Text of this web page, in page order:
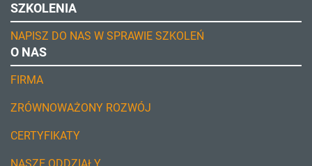
SZKOLENIA
NAPISZ DO NAS W SPRAWIE SZKOLEŃ
O NAS
FIRMA
ZRÓWNOWAŻONY ROZWÓJ
CERTYFIKATY